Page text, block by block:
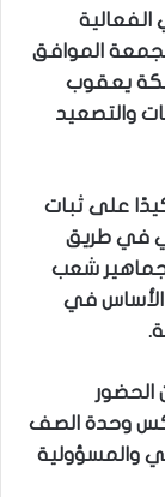
الموافق
بسكة يعقوب
والتصعيد
على ثبات
في طريق
لجماهير شعب
الأساس في
الحضور
وحدة الصف
والمسؤولية